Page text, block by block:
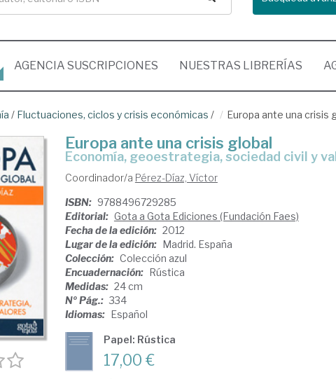
AGENCIA SUSCRIPCIONES NUESTRAS LIBRERÍAS
/ Fluctuaciones, ciclos y crisis económicas / Europa ante una crisis
Europa ante una crisis global
economía, geoestrategia, sociedad civil y
Coordinador/a Pérez-Díaz, Víctor
ISBN: 9788496729285
Editorial: Gota a Gota Ediciones (Fundación Faes)
Fecha de la edición: 2012
Lugar de la edición: Madrid. España
Colección: Colección azul
Encuadernación: Rústica
Medidas: 24 cm
Nº Pág.: 334
Idiomas: Español
Papel: Rústica
17,00 €